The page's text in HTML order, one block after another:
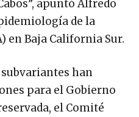
apuntó Alfredo
de la
en Baja California Sur.
subvariantes han
para el Gobierno
el Comité